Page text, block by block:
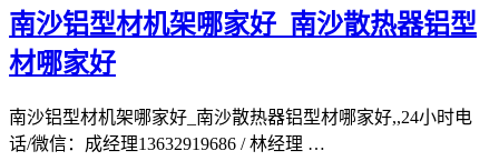
南沙铝型材机架哪家好_南沙散热器铝型
材哪家好
南沙铝型材机架哪家好_南沙散热器铝型材哪家好,,24小时电
话/微信：成经理13632919686 / 林经理 …